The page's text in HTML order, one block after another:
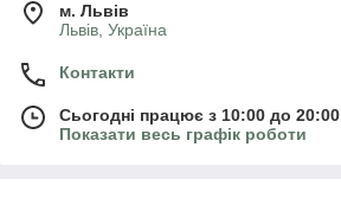
м. Львів
Львів, Україна
Контакти
Сьогодні працює з 10:00 до 20:00
Показати весь графік роботи